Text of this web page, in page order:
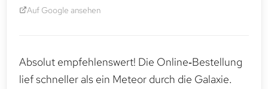
Auf Google ansehen
Absolut empfehlenswert! Die Online‑Bestellung
lief schneller als ein Meteor durch die Galaxie.